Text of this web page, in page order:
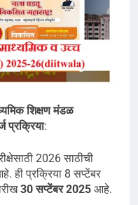
शिक्षण मंडळ
प्रक्रिया:
2026 साठीची
ही प्रक्रिया 8 सप्टेंबर
30 सप्टेंबर 2025 आहे.